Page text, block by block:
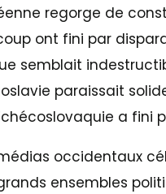
regorge de
ont fini par
semblait
paraissait
a fini
occidentaux
ensembles